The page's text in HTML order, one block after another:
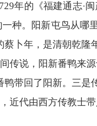
年的《福建通志·
种。阳新屯鸟从哪
卜年，是清朝乾隆
传说，阳新番鸭来
带回了阳新。三是
近代由西方传教士